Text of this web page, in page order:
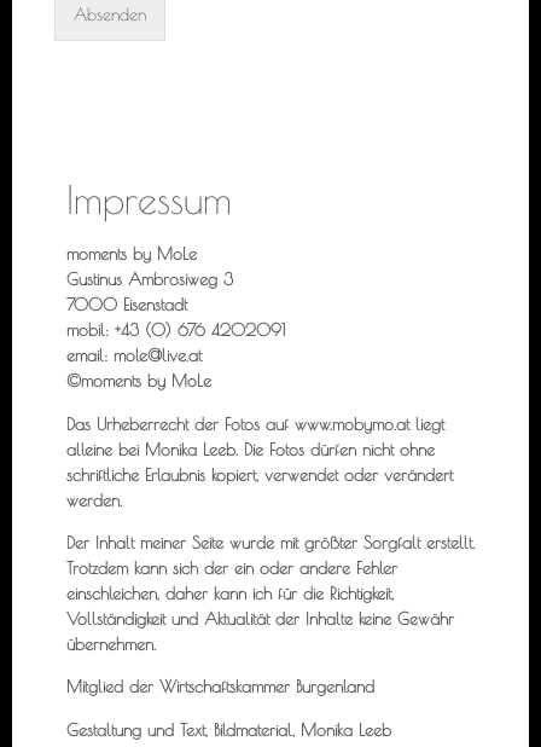
Absenden
Impressum
moments by MoLe
Gustinus Ambrosiweg 3
7000 Eisenstadt
mobil: +43 (0) 676 4202091
email: mole@live.at
©moments by MoLe
Das Urheberrecht der Fotos auf www.mobymo.at liegt
alleine bei Monika Leeb. Die Fotos dürfen nicht ohne
schriftliche Erlaubnis kopiert, verwendet oder verändert
werden.
Der Inhalt meiner Seite wurde mit größter Sorgfalt erstellt.
Trotzdem kann sich der ein oder andere Fehler
einschleichen, daher kann ich für die Richtigkeit,
Vollständigkeit und Aktualität der Inhalte keine Gewähr
übernehmen.
Mitglied der Wirtschaftskammer Burgenland
Gestaltung und Text, Bildmaterial, Monika Leeb